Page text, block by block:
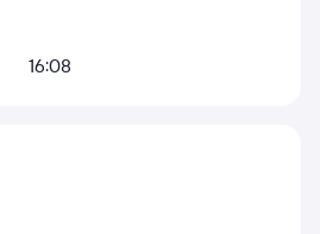
16:08